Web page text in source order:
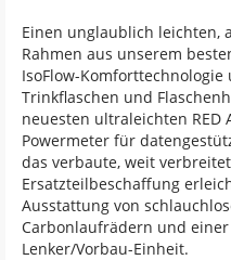
Einen unglaublich leichten,
Rahmen aus unserem
IsoFlow-Komforttechnologie
Trinkflaschen und
neuesten ultraleichten RED
Powermeter für
das verbaute, weit
Ersatzteilbeschaffung
Ausstattung von
Carbonlaufrädern und einer
Lenker/Vorbau-Einheit.